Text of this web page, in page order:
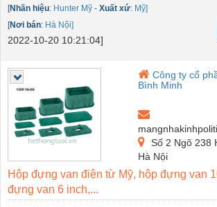
[Nhãn hiệu: Hunter Mỹ - Xuất xứ: Mỹ]
[Nơi bán: Hà Nội]
2022-10-20 10:21:04]
Công ty cổ
Bình Minh
Số 2 Ngõ 238
Hà Nội
Hộp đựng van điện từ Mỹ, hộp đựng van
đựng van 6 inch,...